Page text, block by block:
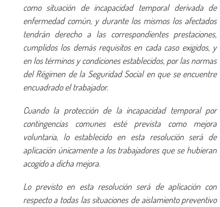
como situación de incapacidad temporal derivada de
enfermedad común, y durante los mismos los afectados
tendrán derecho a las correspondientes prestaciones,
cumplidos los demás requisitos en cada caso exigidos, y
en los términos y condiciones establecidos, por las normas
del Régimen de la Seguridad Social en que se encuentre
encuadrado el trabajador.
Cuando la protección de la incapacidad temporal por
contingencias comunes esté prevista como mejora
voluntaria, lo establecido en esta resolución será de
aplicación únicamente a los trabajadores que se hubieran
acogido a dicha mejora.
Lo previsto en esta resolución será de aplicación con
respecto a todas las situaciones de aislamiento preventivo